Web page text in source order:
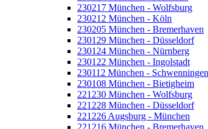
230217 München - Wolfsburg
230212 München - Köln
230205 München - Bremerhaven
230129 München - Düsseldorf
230124 München - Nürnberg
230122 München - Ingolstadt
230112 München - Schwenningen
230108 München - Bietigheim
221230 München - Wolfsburg
221228 München - Düsseldorf
221226 Augsburg - München
221216 München - Bremerhaven